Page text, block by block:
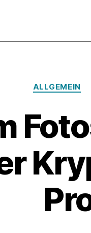
ALLGEMEIN